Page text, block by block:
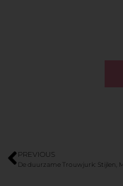
PREVIOUS